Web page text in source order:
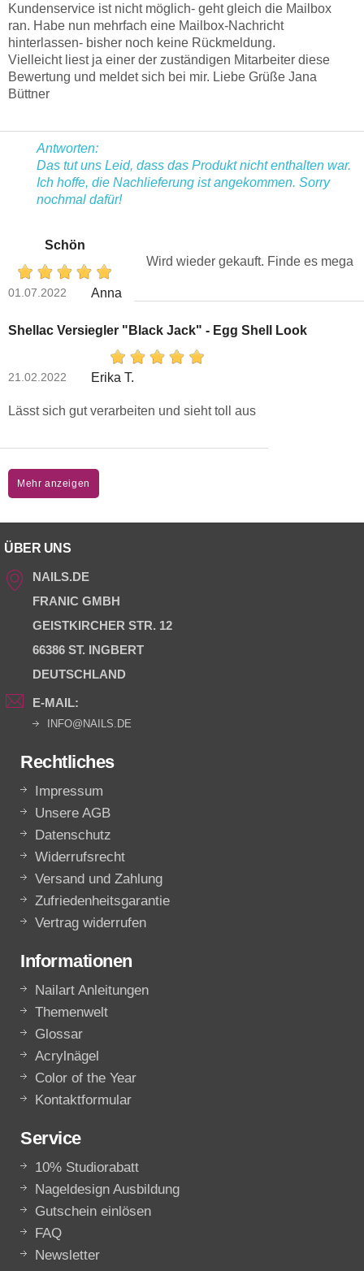
Kundenservice ist nicht möglich- geht gleich die Mailbox
ran. Habe nun mehrfach eine Mailbox-Nachricht
hinterlassen- bisher noch keine Rückmeldung.
Vielleicht liest ja einer der zuständigen Mitarbeiter diese
Bewertung und meldet sich bei mir. Liebe Grüße Jana
Büttner
Antworten:
Das tut uns Leid, dass das Produkt nicht enthalten war.
Ich hoffe, die Nachlieferung ist angekommen. Sorry
nochmal dafür!
Schön
01.07.2022 Anna
Wird wieder gekauft. Finde es mega
Shellac Versiegler "Black Jack" - Egg Shell Look
21.02.2022 Erika T.
Lässt sich gut verarbeiten und sieht toll aus
Mehr anzeigen
ÜBER UNS
NAILS.DE
FRANIC GMBH
GEISTKIRCHER STR. 12
66386 ST. INGBERT
DEUTSCHLAND
E-MAIL:
INFO@NAILS.DE
Rechtliches
Impressum
Unsere AGB
Datenschutz
Widerrufsrecht
Versand und Zahlung
Zufriedenheitsgarantie
Vertrag widerrufen
Informationen
Nailart Anleitungen
Themenwelt
Glossar
Acrylnägel
Color of the Year
Kontaktformular
Service
10% Studiorabatt
Nageldesign Ausbildung
Gutschein einlösen
FAQ
Newsletter